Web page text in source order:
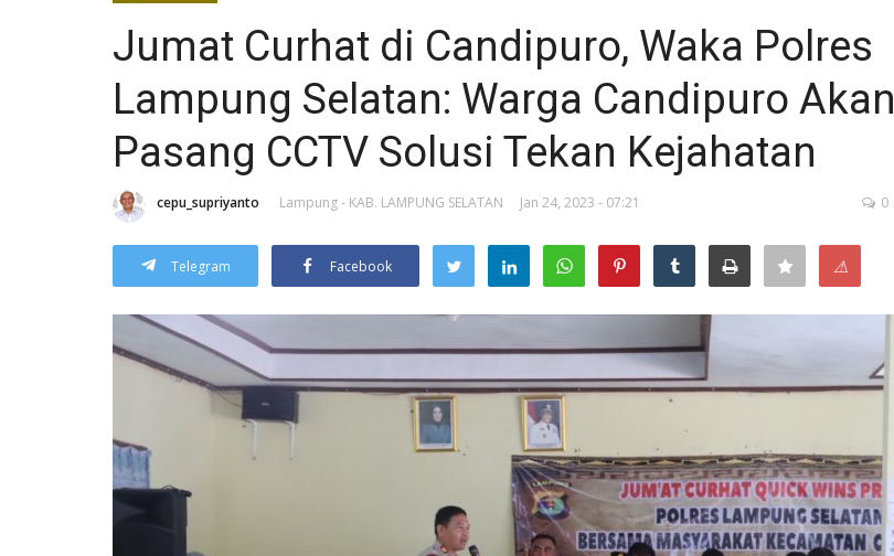
Jumat Curhat di Candipuro, Waka Polres
Lampung Selatan: Warga Candipuro Akan
Pasang CCTV Solusi Tekan Kejahatan
cepu_supriyanto Lampung - KAB. LAMPUNG SELATAN Jan 24, 2023 - 07:21 0
Telegram Facebook ⚠